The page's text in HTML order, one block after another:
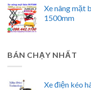
Xe nâng mặt
1500mm
BÁN CHẠY NHẤT
Xe điện kéo